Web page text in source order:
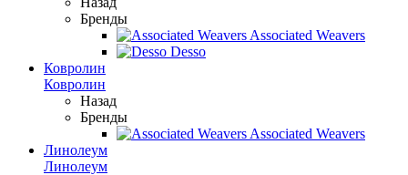
Бренды
Associated Weavers
Desso
Ковролин
Ковролин
Назад
Бренды
Associated Weavers
Линолеум
Линолеум